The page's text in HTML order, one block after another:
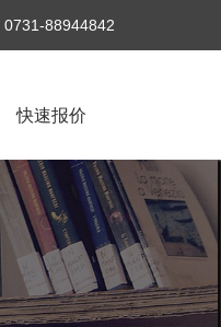
0731-88944842
快速报价